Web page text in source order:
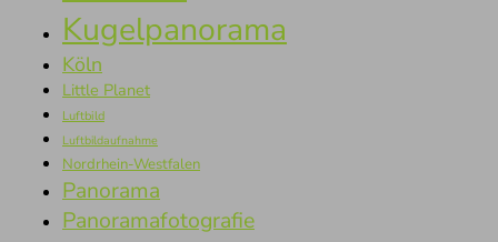
Kugelpanorama
Köln
Little Planet
Luftbild
Luftbildaufnahme
Nordrhein-Westfalen
Panorama
Panoramafotografie